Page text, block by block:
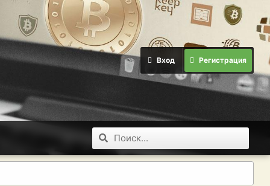
Вход Регистрация